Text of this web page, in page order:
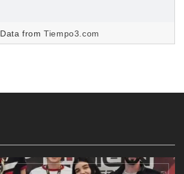
Data fromTiempo3.com